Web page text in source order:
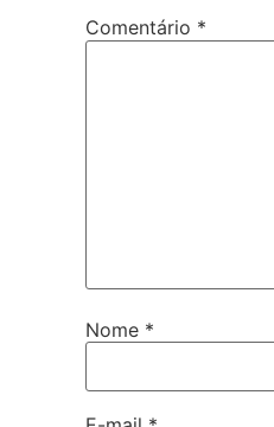
Comentário *
Nome *